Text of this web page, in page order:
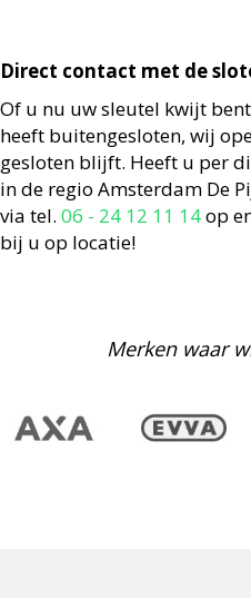
Direct contact met de
Of u nu uw sleutel kwijt
heeft buitengesloten, wij
gesloten blijft. Heeft u per
in de regio Amsterdam De
via tel. 06 - 24 12 11 14op
bij u op locatie!
Merken waar